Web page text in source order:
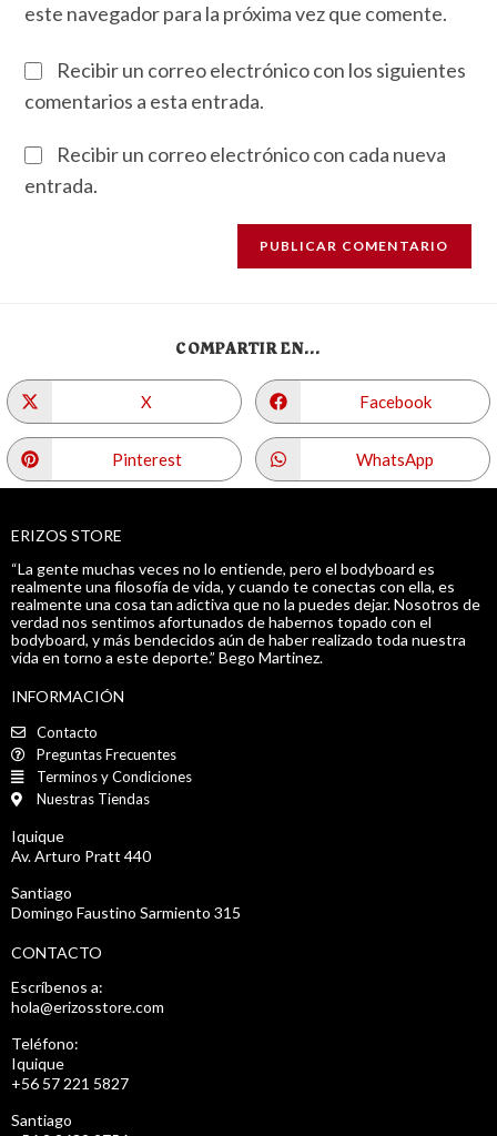
este navegador para la próxima vez que comente.
Recibir un correo electrónico con los siguientes
comentarios a esta entrada.
Recibir un correo electrónico con cada nueva
entrada.
COMPARTIR EN...
X Facebook
Pinterest WhatsApp
ERIZOS STORE
“La gente muchas veces no lo entiende, pero el bodyboard es
realmente una filosofía de vida, y cuando te conectas con ella, es
realmente una cosa tan adictiva que no la puedes dejar. Nosotros de
verdad nos sentimos afortunados de habernos topado con el
bodyboard, y más bendecidos aún de haber realizado toda nuestra
vida en torno a este deporte.” Bego Martinez.
INFORMACIÓN
Contacto
Preguntas Frecuentes
Terminos y Condiciones
Nuestras Tiendas
Iquique
Av. Arturo Pratt 440
Santiago
Domingo Faustino Sarmiento 315
CONTACTO
Escríbenos a:
hola@erizosstore.com
Teléfono:
Iquique
+56 57 221 5827
Santiago